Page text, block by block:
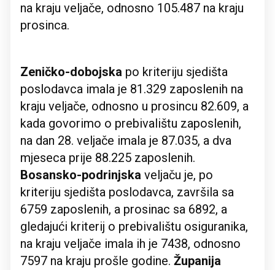
na kraju veljače, odnosno 105.487 na kraju
prosinca.
Zeničko-dobojska po kriteriju sjedišta
poslodavca imala je 81.329 zaposlenih na
kraju veljače, odnosno u prosincu 82.609, a
kada govorimo o prebivalištu zaposlenih,
na dan 28. veljače imala je 87.035, a dva
mjeseca prije 88.225 zaposlenih.
Bosansko-podrinjska veljaču je, po
kriteriju sjedišta poslodavca, završila sa
6759 zaposlenih, a prosinac sa 6892, a
gledajući kriterij o prebivalištu osiguranika,
na kraju veljače imala ih je 7438, odnosno
7597 na kraju prošle godine. Županija